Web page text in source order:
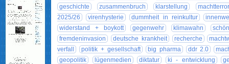
geschichte
zusammenbruch klarstellung
2025/26
virenhysterie dummheit in reinkultur
widerstand + boykott
gegenwehr klimawahn
fremdeninvasion
deutsche krankheit recherche
verfall
politik + gesellschaft big pharma ddr 2.0
geopolitik
lügenmedien diktatur ki - entwicklung